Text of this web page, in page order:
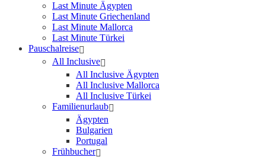
Last Minute Ägypten
Last Minute Griechenland
Last Minute Mallorca
Last Minute Türkei
Pauschalreise
All Inclusive
All Inclusive Ägypten
All Inclusive Mallorca
All Inclusive Türkei
Familienurlaub
Ägypten
Bulgarien
Portugal
Frühbucher